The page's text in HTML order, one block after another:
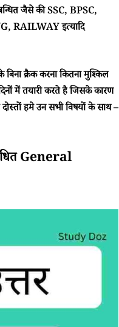
जैसे की SSC, BPSC,
RAILWAY इत्यादि
क्रैक करना कितना मुश्किल
में तयारी करते है जिसके कारण
हमे उन सभी विषयों के साथ –
General